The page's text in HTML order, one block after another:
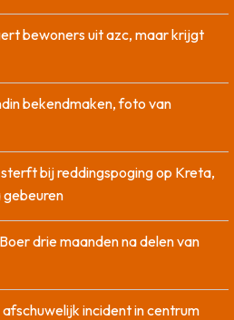
bewoners uit azc, maar krijgt
bekendmaken, foto van
bij reddingspoging op Kreta,
gebeuren
drie maanden na delen van
incident in centrum